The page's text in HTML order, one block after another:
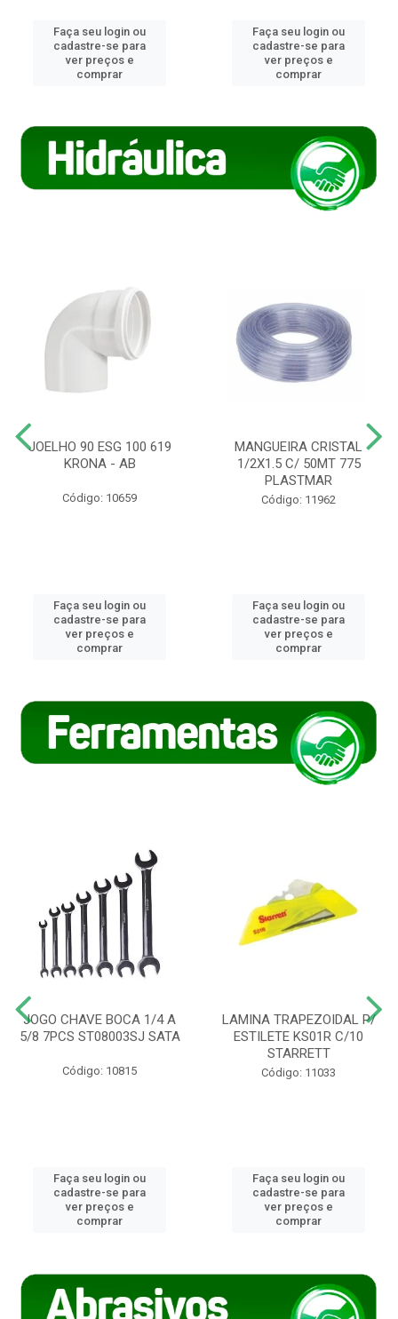
Faça seu login ou
cadastre-se para
ver preços e
comprar
Faça seu login ou
cadastre-se para
ver preços e
comprar
JOELHO 90 ESG 100 619
KRONA - AB
Código: 10659
Faça seu login ou
cadastre-se para
ver preços e
comprar
MANGUEIRA CRISTAL
1/2X1.5 C/ 50MT 775
PLASTMAR
Código: 11962
Faça seu login ou
cadastre-se para
ver preços e
comprar
JOGO CHAVE BOCA 1/4 A
5/8 7PCS ST08003SJ SATA
Código: 10815
Faça seu login ou
cadastre-se para
ver preços e
comprar
LAMINA TRAPEZOIDAL P/
ESTILETE KS01R C/10
STARRETT
Código: 11033
Faça seu login ou
cadastre-se para
ver preços e
comprar